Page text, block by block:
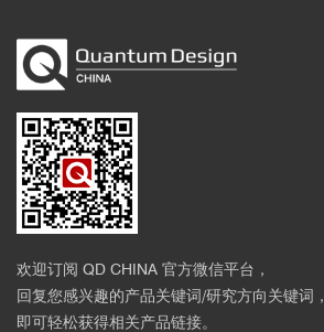
6 8
欢迎订阅 QD CHINA 官方微信平台，
回复您感兴趣的产品关键词/研究方向关键词，
即可轻松获得相关产品链接。